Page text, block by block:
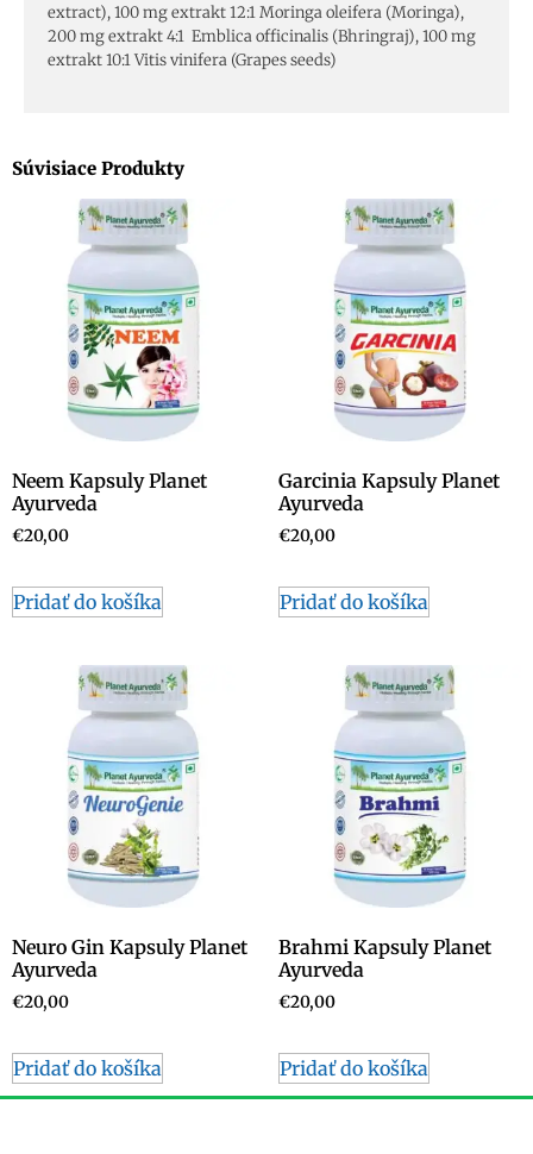
extract), 100 mg extrakt 12:1Moringaoleifera (Moringa),
200 mg extrakt 4:1 Emblica officinalis (Bhringraj), 100 mg
extrakt 10:1 Vitis vinifera (Grapes seeds)
Súvisiace Produkty
Neem Kapsuly Planet
Ayurveda
€20,00
Pridať do košíka
Garcinia Kapsuly Planet
Ayurveda
€20,00
Pridať do košíka
Neuro Gin Kapsuly Planet
Ayurveda
€20,00
Pridať do košíka
Brahmi Kapsuly Planet
Ayurveda
€20,00
Pridať do košíka